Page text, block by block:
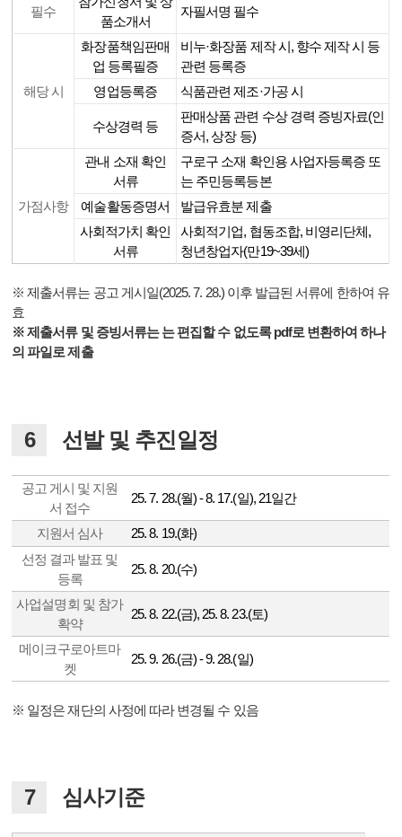
필수
품소개서
자필서명 필수
해당 시
화장품책임판매
업 등록필증
비누·화장품 제작 시, 향수 제작 시 등
관련 등록증
영업등록증
식품관련 제조·가공 시
수상경력 등
판매상품 관련 수상 경력 증빙자료(인
증서, 상장 등)
가점사항
관내 소재 확인
서류
구로구 소재 확인용 사업자등록증 또
는 주민등록등본
예술활동증명서
발급유효분 제출
사회적가치 확인
서류
사회적기업, 협동조합, 비영리단체,
청년창업자(만19~39세)
※ 제출서류는 공고 게시일(2025. 7. 28.) 이후 발급된 서류에 한하여 유
효
※ 제출서류 및 증빙서류는 는 편집할 수 없도록 pdf로 변환하여 하나
의 파일로 제출
6 선발 및 추진일정
공고 게시 및 지원
서 접수
25. 7. 28.(월) - 8. 17.(일), 21일간
지원서 심사
25. 8. 19.(화)
선정 결과 발표 및
등록
25. 8. 20.(수)
사업설명회 및 참가
확약
25. 8. 22.(금), 25. 8. 23.(토)
메이크구로아트마
켓
25. 9. 26.(금) - 9. 28.(일)
※ 일정은 재단의 사정에 따라 변경될 수 있음
7 심사기준